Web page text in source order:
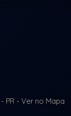
- PR - Ver no Mapa